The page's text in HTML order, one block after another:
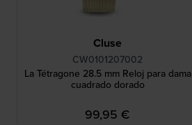
Cluse
CW0101207002
La Tétragone 28.5 mm Reloj para dama
cuadrado dorado
99,95 €